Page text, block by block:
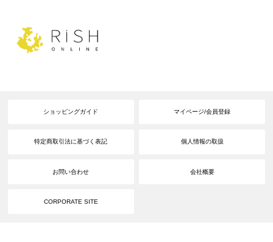
ショッピングガイド マイページ/会員登録
特定商取引法に基づく表記 個人情報の取扱
お問い合わせ 会社概要
CORPORATE SITE